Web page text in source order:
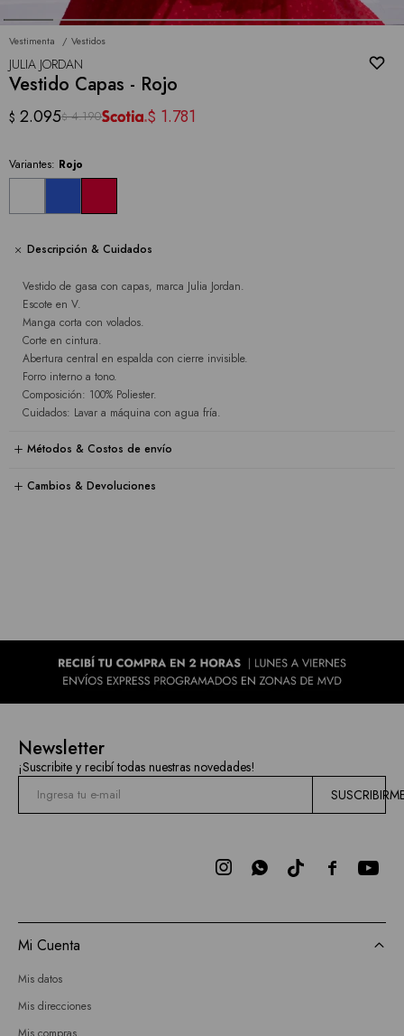
Vestimenta Vestidos
JULIA JORDAN
Vestido Capas - Rojo
$ 2.095$ 4.190 $ 1.781
Variantes: Rojo
Descripción & Cuidados
Vestido de gasa con capas, marca Julia Jordan.
Escote en V.
Manga corta con volados.
Corte en cintura.
Abertura central en espalda con cierre invisible.
Forro interno a tono.
Composición: 100% Poliester.
Cuidados: Lavar a máquina con agua fría.
Métodos & Costos de envío
Cambios & Devoluciones
Newsletter
¡Suscribite y recibí todas nuestras novedades!

 
Mi Cuenta
Mis datos
Mis direcciones